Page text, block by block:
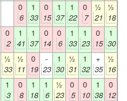
0
6
1
33
0
15
1
37
1
22
0
7
½
21
½
18
0
2
1
41
1
37
0
14
0
6
1
33
1
23
0
15
1
30
½
33
½
11
0
19
-
23
1
30
½
31
1
32
+
35
½
16
1
3
0
8
1
18
1
6
½
23
0
5
0
10
1
38
0
12